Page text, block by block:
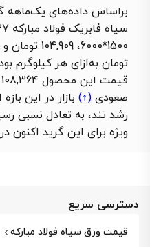
براساس داده‌های یک‌ماهه
تومان به‌ازای هر کیلوگرم
قیمت این محصول 108,364 تومان بوده که بیانگر روند
صعودی (↑) بازار در این
رشد تند، به تعادل نسبی
ویژه برای این گرید
دسترسی سریع
قیمت ورق سیاه فولاد مبارکه